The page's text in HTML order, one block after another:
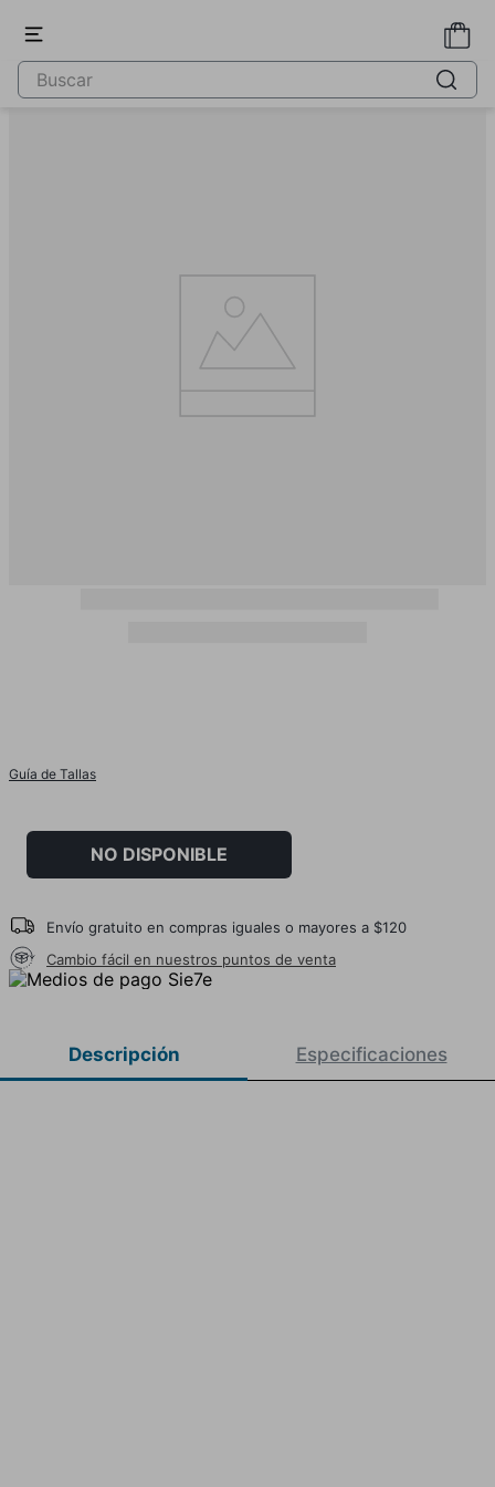
Guía de Tallas
NO DISPONIBLE
Envío gratuito en compras iguales o mayores a $120
Cambio fácil en nuestros puntos de venta
Descripción Especificaciones